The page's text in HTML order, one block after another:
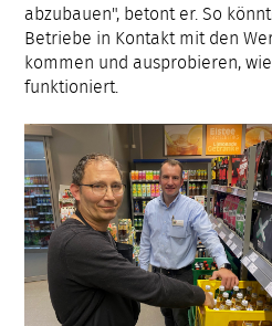
abzubauen", betont er. So
Betriebe in Kontakt mit den
kommen und ausprobieren,
funktioniert.